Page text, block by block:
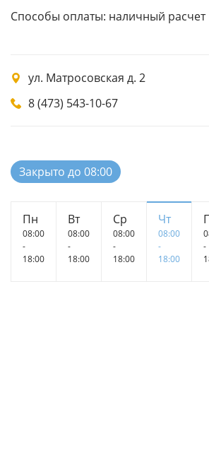
Способы оплаты: наличный расчет
ул. Матросовская д. 2
8 (473) 543-10-67
Закрыто до 08:00
Пн
08:00
-
18:00
Вт
08:00
-
18:00
Ср
08:00
-
18:00
Чт
08:00
-
18:00
-